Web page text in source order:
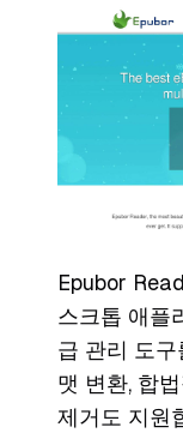
Epubor
스크톱 애플
급 관리 도구
맷 변환, 합
제거도 지원